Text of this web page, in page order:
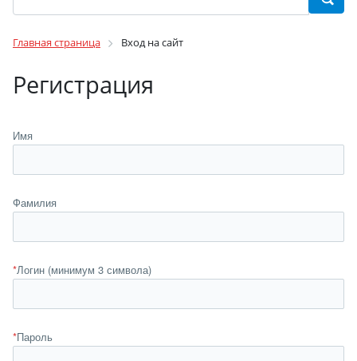
Главная страница Вход на сайт
Регистрация
Имя
Фамилия
*Логин (минимум 3 символа)
*Пароль